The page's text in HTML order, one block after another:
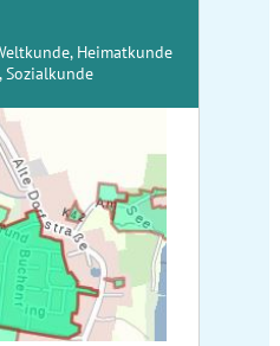
Heimatkunde
Sozialkunde